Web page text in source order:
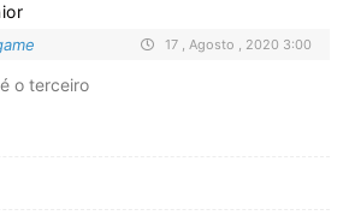
17 , Agosto , 2020 3:00
o terceiro